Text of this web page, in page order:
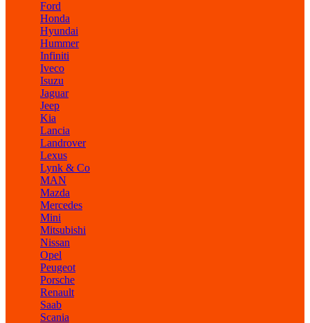
Ford
Honda
Hyundai
Hummer
Infiniti
Iveco
Isuzu
Jaguar
Jeep
Kia
Lancia
Landrover
Lexus
Lynk & Co
MAN
Mazda
Mercedes
Mini
Mitsubishi
Nissan
Opel
Peugeot
Porsche
Renault
Saab
Scania